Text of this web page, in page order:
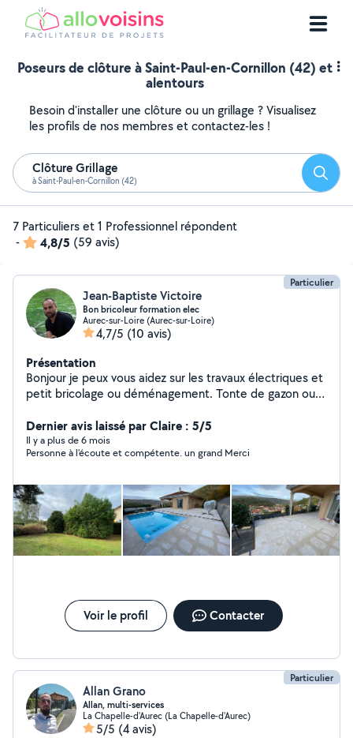
Poseurs de clôture à Saint-Paul-en-Cornillon (42) et
alentours
Besoin d'installer une clôture ou un grillage ? Visualisez
les profils de nos membres et contactez-les !
Clôture Grillage
à Saint-Paul-en-Cornillon (42)
7 Particuliers et 1 Professionnel répondent
-
4,8/5 (59 avis)
Particulier
Jean-Baptiste Victoire
Bon bricoleur formation elec
Aurec-sur-Loire (Aurec-sur-Loire)
4,7/5 (10 avis)
Présentation
Bonjour je peux vous aidez sur les travaux électriques et
petit bricolage ou déménagement. Tonte de gazon ou
expérimenté.
Dernier avis laissé par Claire : 5/5
Il y a plus de 6 mois
Personne à l'écoute et compétente. un grand Merci
Voir le profil Contacter
Particulier
Allan Grano
Allan, multi-services
La Chapelle-d'Aurec (La Chapelle-d'Aurec)
5/5 (4 avis)